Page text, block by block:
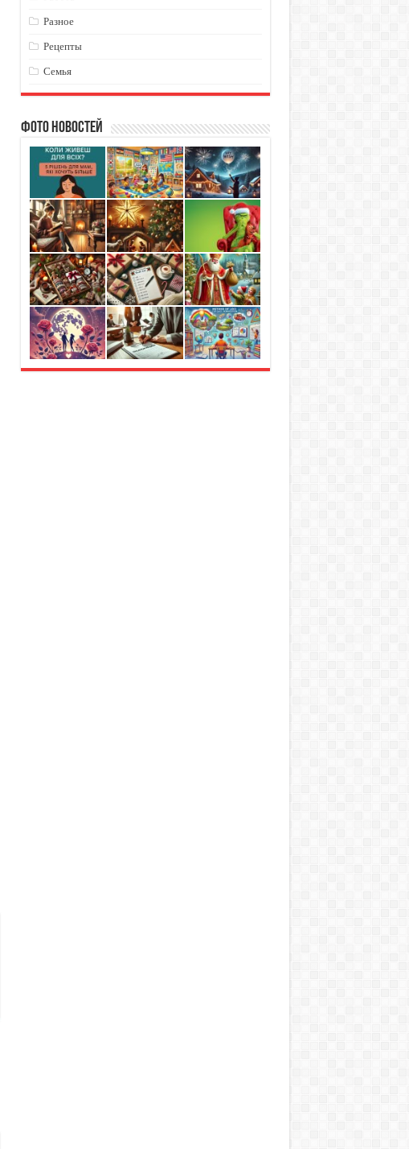
Разное
Рецепты
Семья
Фото новостей